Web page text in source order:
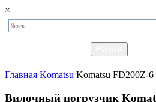
×
Главная Komatsu Komatsu FD200Z-6
Вилочный погрузчик